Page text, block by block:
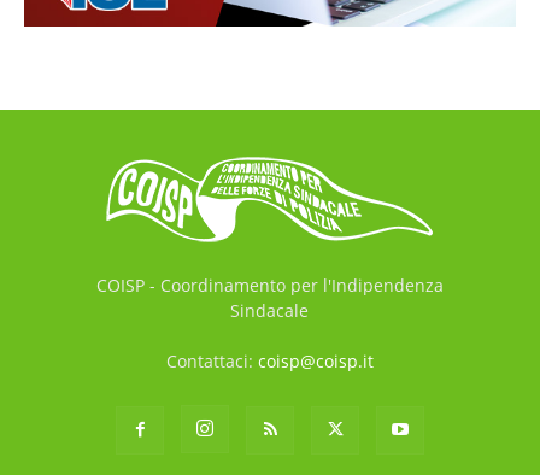
COISP - Coordinamento per l'Indipendenza
Sindacale
Contattaci: coisp@coisp.it